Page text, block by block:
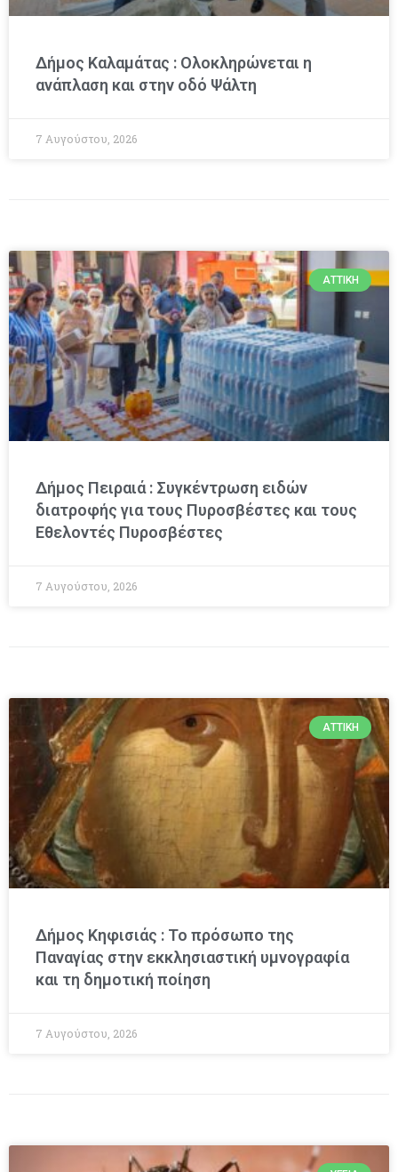
Δήμος Καλαμάτας : Ολοκληρώνεται η
ανάπλαση και στην οδό Ψάλτη
7 Αυγούστου, 2026
ΑΤΤΙΚΉ
Δήμος Πειραιά : Συγκέντρωση ειδών
διατροφής για τους Πυροσβέστες και τους
Εθελοντές Πυροσβέστες
7 Αυγούστου, 2026
ΑΤΤΙΚΉ
Δήμος Κηφισιάς : Το πρόσωπο της
Παναγίας στην εκκλησιαστική υμνογραφία
και τη δημοτική ποίηση
7 Αυγούστου, 2026